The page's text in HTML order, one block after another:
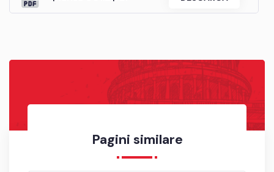
Pagini similare